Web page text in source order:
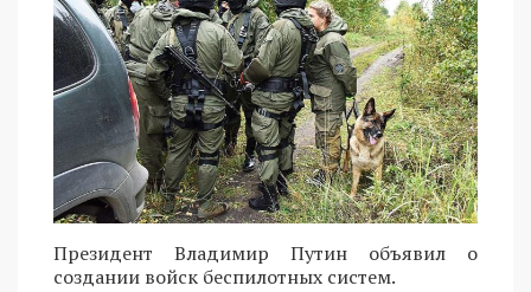
Президент Владимир Путин объявил о
создании войск беспилотных систем.